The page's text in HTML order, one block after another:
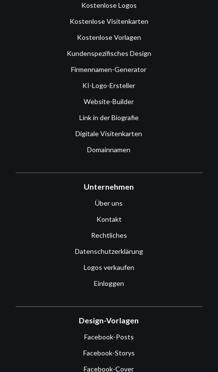
Kostenlose Logos
Kostenlose Visitenkarten
Kostenlose Vorlagen
Kundenspezifisches Design
Firmennamen-Generator
KI-Logo-Ersteller
Website-Builder
Link in der Biografie
Digitale Visitenkarten
Domainnamen
Unternehmen
Über uns
Kontakt
Rechtliches
Datenschutzerklärung
Logos verkaufen
Einloggen
Design-Vorlagen
Facebook-Posts
Facebook-Storys
Facebook-Cover